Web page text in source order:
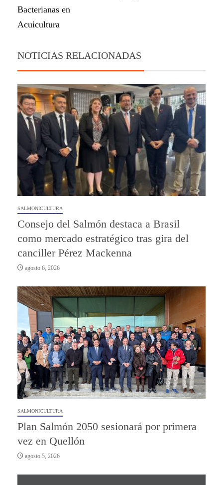
Bacterianas en
Acuicultura
NOTICIAS RELACIONADAS
SALMONICULTURA
Consejo del Salmón destaca a Brasil
como mercado estratégico tras gira del
canciller Pérez Mackenna
agosto 6, 2026
SALMONICULTURA
Plan Salmón 2050 sesionará por primera
vez en Quellón
agosto 5, 2026